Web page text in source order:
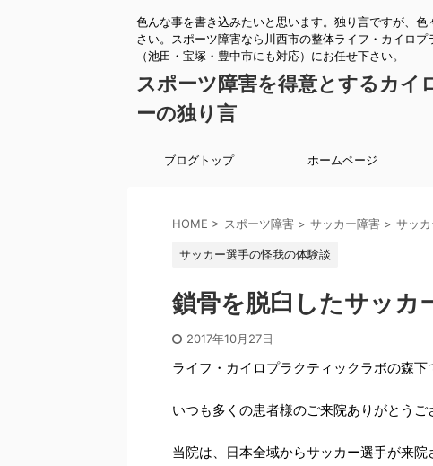
色んな事を書き込みたいと思います。独り言ですが、色
さい。スポーツ障害なら川西市の整体ライフ・カイロプ
（池田・宝塚・豊中市にも対応）にお任せ下さい。
スポーツ障害を得意とするカイ
ーの独り言
ブログトップ ホームページ
HOME > スポーツ障害 > サッカー障害 > サッ
サッカー選手の怪我の体験談
鎖骨を脱臼したサッカ
2017年10月27日
ライフ・カイロプラクティックラボの森下
いつも多くの患者様のご来院ありがとうご
当院は、日本全域からサッカー選手が来